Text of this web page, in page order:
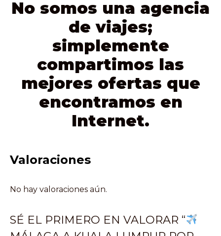
No somos una agencia
de viajes;
simplemente
compartimos las
mejores ofertas que
encontramos en
Internet.
Valoraciones
No hay valoraciones aún.
SÉ EL PRIMERO EN VALORAR “